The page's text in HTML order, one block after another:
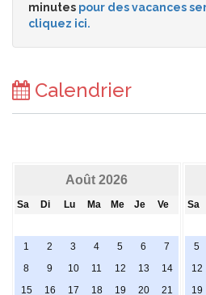
minutes pour des vacances
cliquez ici.
Calendrier
Août 2026
Sa Di Lu Ma Me Je Ve
1 2 3 4 5 6
7
8
9 10 11 12 13
14
15
16 17 18 19 20
21
Sa
5
12
19